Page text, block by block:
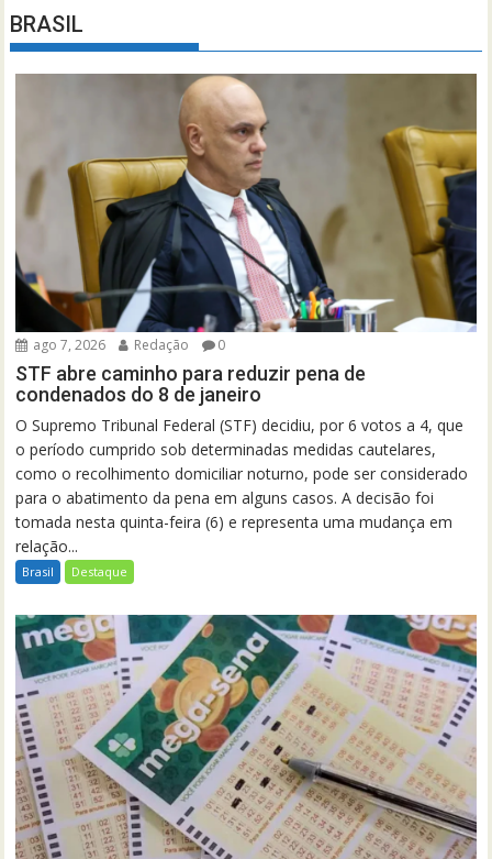
BRASIL
ago 7, 2026 Redação 0
STF abre caminho para reduzir pena de
condenados do 8 de janeiro
O Supremo Tribunal Federal (STF) decidiu, por 6 votos a 4, que
o período cumprido sob determinadas medidas cautelares,
como o recolhimento domiciliar noturno, pode ser considerado
para o abatimento da pena em alguns casos. A decisão foi
tomada nesta quinta-feira (6) e representa uma mudança em
relação...
Brasil Destaque